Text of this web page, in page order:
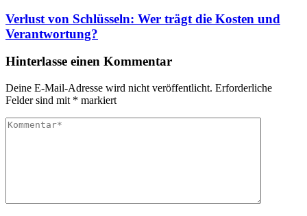
Verlust von Schlüsseln: Wer trägt die Kosten und
Verantwortung?
Hinterlasse einen Kommentar
Deine E-Mail-Adresse wird nicht veröffentlicht. Erforderliche
Felder sind mit * markiert
Kommentar